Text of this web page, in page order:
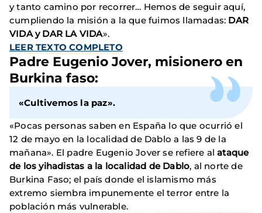
y tanto camino por recorrer… Hemos de seguir aquí,
cumpliendo la misión a la que fuimos llamadas: DAR
VIDA y DAR LA VIDA».
LEER TEXTO COMPLETO
Padre Eugenio Jover, misionero en
Burkina faso:
«Cultivemos la paz».
«Pocas personas saben en España lo que ocurrió el
12 de mayo en la localidad de Dablo a las 9 de la
mañana». El padre Eugenio Jover se refiere alataque
de los yihadistas a la localidad de Dablo, al norte de
Burkina Faso; el país donde el islamismo más
extremo siembra impunemente el terror entre la
población más vulnerable.